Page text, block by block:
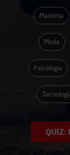
Marítima
Moda
Psicologia
QUIZ: